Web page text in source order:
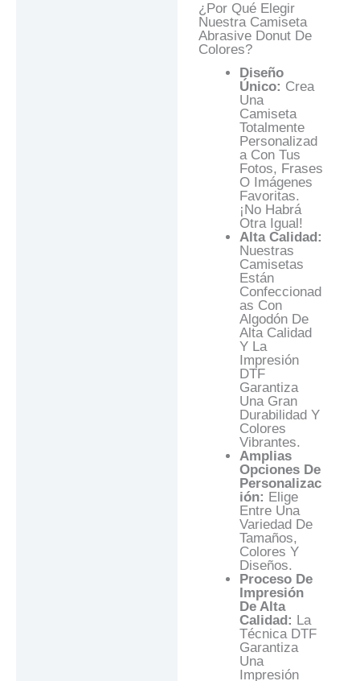
¿Por Qué Elegir
Nuestra Camiseta
Abrasive Donut De
Colores?
Diseño
Único: Crea
Una
Camiseta
Totalmente
Personalizad
A Con Tus
Fotos, Frases
O Imágenes
Favoritas.
¡No Habrá
Otra Igual!
Alta Calidad:
Nuestras
Camisetas
Están
Confeccionad
As Con
Algodón De
Alta Calidad
Y La
Impresión
DTF
Garantiza
Una Gran
Durabilidad Y
Colores
Vibrantes.
Amplias
Opciones De
Personalizac
Ión: Elige
Entre Una
Variedad De
Tamaños,
Colores Y
Diseños.
Proceso De
Impresión
De Alta
Calidad: La
Técnica DTF
Garantiza
Una
Impresión